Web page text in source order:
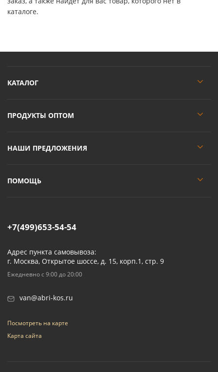
каталоге.
КАТАЛОГ
ПРОДУКТЫ ОПТОМ
НАШИ ПРЕДЛОЖЕНИЯ
ПОМОЩЬ
+7(499)653-54-54
Адрес пункта самовывоза:
г. Москва, Открытое шоссе, д. 15, корп.1, стр. 9
Ежедневно с 9:00 до 20:00
van@abri-kos.ru
Посмотреть на карте
Карта сайта